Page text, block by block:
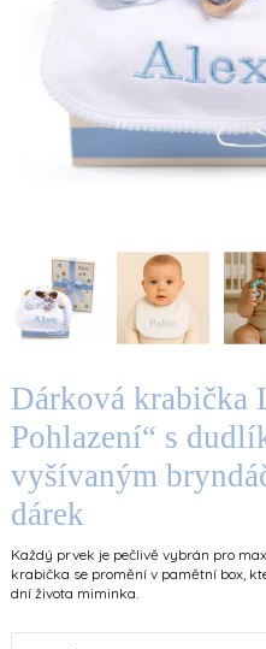
Dárková krabička
Pohlazení“ s
vyšívaným
dárek
Každý prvek je pečlivě vybrán pro
krabička se promění v pamětní box,
dní života miminka.